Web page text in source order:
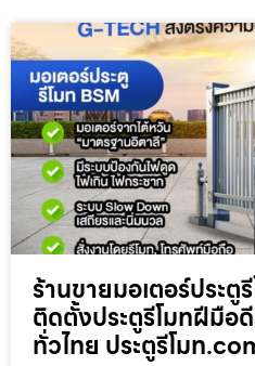
ร้านขายมอเตอร์ประ
ติดตั้งประตูรีโมทฝีมือ
ทั่วไทย ประตูรีโมท